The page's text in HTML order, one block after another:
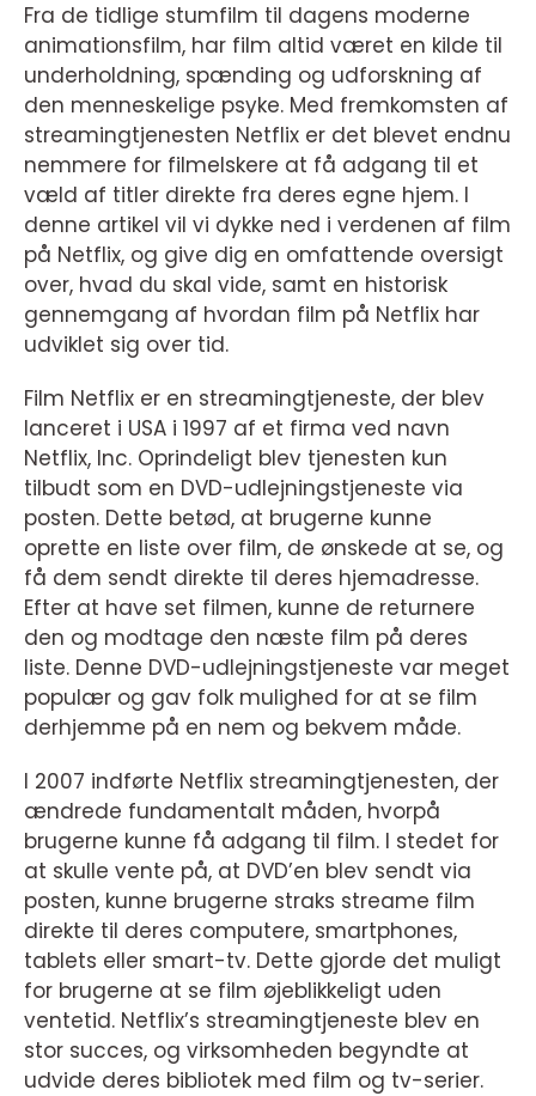
Fra de tidlige stumfilm til dagens moderne
animationsfilm, har film altid været en kilde til
underholdning, spænding og udforskning af
den menneskelige psyke. Med fremkomsten af
streamingtjenesten Netflix er det blevet endnu
nemmere for filmelskere at få adgang til et
væld af titler direkte fra deres egne hjem. I
denne artikel vil vi dykke ned i verdenen af film
på Netflix, og give dig en omfattende oversigt
over, hvad du skal vide, samt en historisk
gennemgang af hvordan film på Netflix har
udviklet sig over tid.
Film Netflix er en streamingtjeneste, der blev
lanceret i USA i 1997 af et firma ved navn
Netflix, Inc. Oprindeligt blev tjenesten kun
tilbudt som en DVD-udlejningstjeneste via
posten. Dette betød, at brugerne kunne
oprette en liste over film, de ønskede at se, og
få dem sendt direkte til deres hjemadresse.
Efter at have set filmen, kunne de returnere
den og modtage den næste film på deres
liste. Denne DVD-udlejningstjeneste var meget
populær og gav folk mulighed for at se film
derhjemme på en nem og bekvem måde.
I 2007 indførte Netflix streamingtjenesten, der
ændrede fundamentalt måden, hvorpå
brugerne kunne få adgang til film. I stedet for
at skulle vente på, at DVD’en blev sendt via
posten, kunne brugerne straks streame film
direkte til deres computere, smartphones,
tablets eller smart-tv. Dette gjorde det muligt
for brugerne at se film øjeblikkeligt uden
ventetid. Netflix’s streamingtjeneste blev en
stor succes, og virksomheden begyndte at
udvide deres bibliotek med film og tv-serier.